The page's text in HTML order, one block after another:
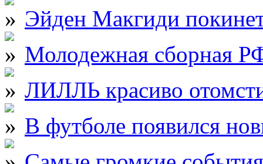
Эйден Макгиди
Молодежная сборная
ЛИЛЛЬ красиво
В футболе появился